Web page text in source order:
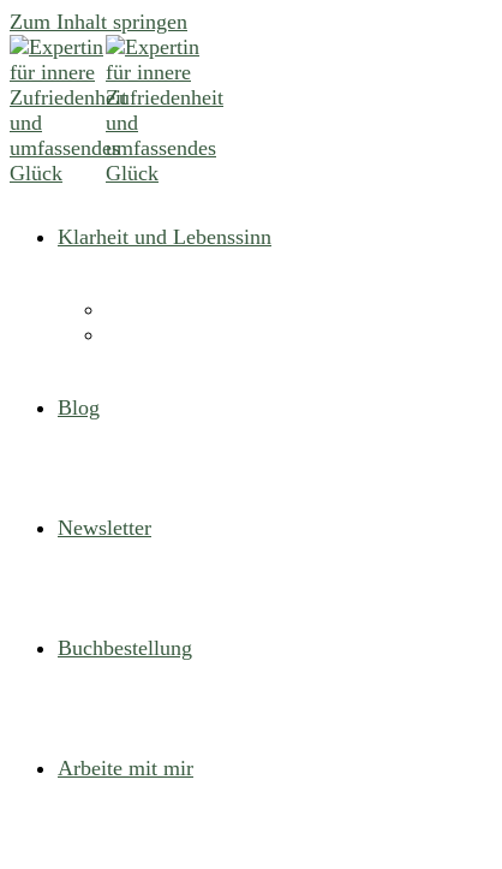
Zum Inhalt springen
Klarheit und Lebenssinn
Blog
Newsletter
Buchbestellung
Arbeite mit mir